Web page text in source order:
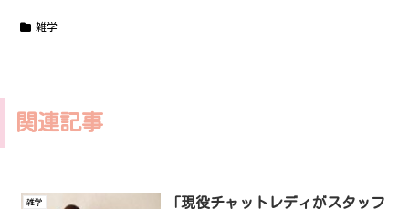
雑学
関連記事
雑学
「現役チャットレディがスタッフ